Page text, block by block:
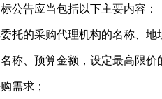
告应当包括以下主要内容：
的采购代理机构的名称、地
、预算金额，设定最高限价
需求；